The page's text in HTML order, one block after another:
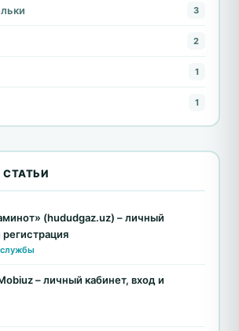
3
2
1
1
(hududgaz.uz) – личный
регистрация
службы
– личный кабинет, вход и